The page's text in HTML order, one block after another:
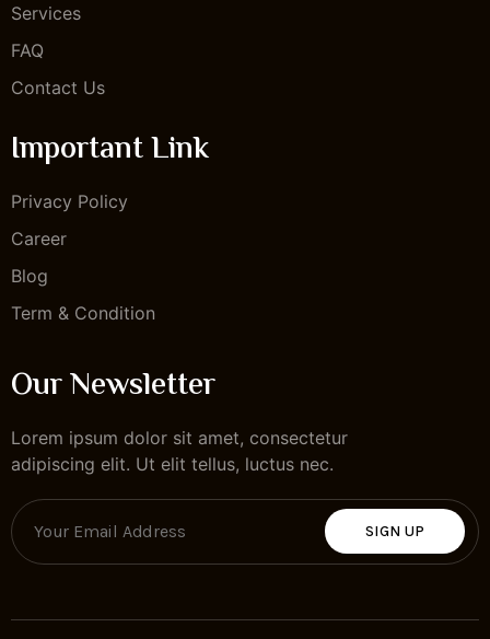
Services
FAQ
Contact Us
Important Link
Privacy Policy
Career
Blog
Term & Condition
Our Newsletter
Lorem ipsum dolor sit amet, consectetur
adipiscing elit. Ut elit tellus, luctus nec.
SIGN UP